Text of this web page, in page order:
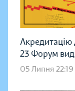
Акредитацію
23 Форум
05 Липня 22:19